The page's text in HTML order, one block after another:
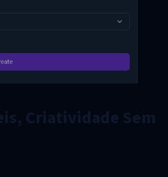
Criatividade Sem